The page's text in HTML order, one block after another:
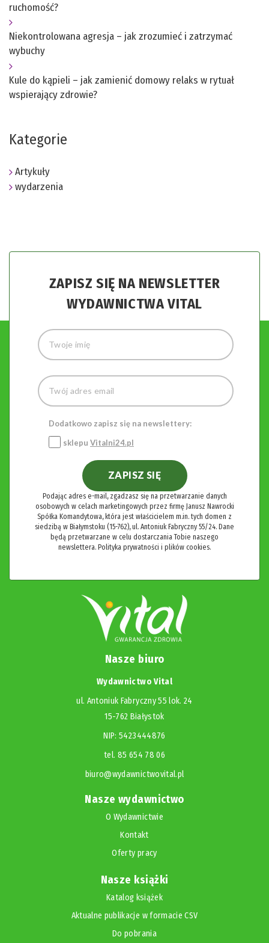
ruchomość?
Niekontrolowana agresja – jak zrozumieć i zatrzymać
wybuchy
Kule do kąpieli – jak zamienić domowy relaks w rytuał
wspierający zdrowie?
Kategorie
Artykuły
wydarzenia
ZAPISZ SIĘ NA NEWSLETTER
WYDAWNICTWA VITAL
Dodatkowo zapisz się na newslettery:
sklepu Vitalni24.pl
ZAPISZ SIĘ
Podając adres e-mail, zgadzasz się na przetwarzanie danych
osobowych w celach marketingowych przez firmę Janusz Nawrocki
Spółka Komandytowa, która jest właścicielem m.in. tych domen z
siedzibą w Białymstoku (15-762), ul. Antoniuk Fabryczny 55/24. Dane
będą przetwarzane w celu dostarczania Tobie naszego
newslettera. Polityka prywatności i plików cookies.
Nasze biuro
Wydawnictwo Vital
ul. Antoniuk Fabryczny 55 lok. 24
15-762 Białystok
NIP: 5423444876
tel. 85 654 78 06
biuro@wydawnictwovital.pl
Nasze wydawnictwo
O Wydawnictwie
Kontakt
Oferty pracy
Nasze książki
Katalog książek
Aktualne publikacje w formacie CSV
Do pobrania